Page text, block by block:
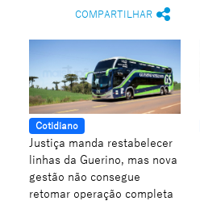
COMPARTILHAR
Cotidiano
Justiça manda restabelecer
linhas da Guerino, mas nova
gestão não consegue
retomar operação completa